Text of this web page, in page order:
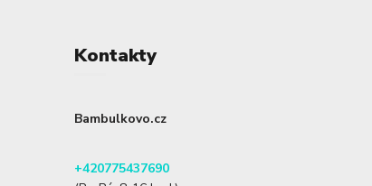
Kontakty
Bambulkovo.cz
+420775437690